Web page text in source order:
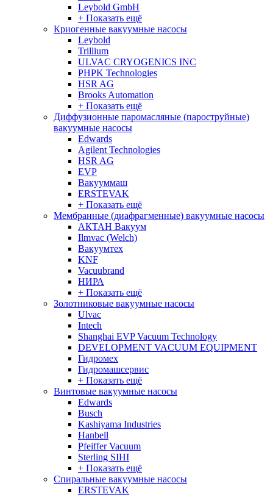
Leybold GmbH
+ Показать ещё
Криогенные вакуумные насосы
Leybold
Trillium
ULVAC CRYOGENICS INC
PHPK Technologies
HSR AG
Brooks Automation
+ Показать ещё
Диффузионные паромасляные (пароструйные)
вакуумные насосы
Edwards
Agilent Technologies
HSR AG
EVP
Вакууммаш
ERSTEVAK
+ Показать ещё
Мембранные (диафрагменные) вакуумные насосы
АКТАН Вакуум
Ilmvac (Welch)
Вакуумтех
KNF
Vacuubrand
НИРА
+ Показать ещё
Золотниковые вакуумные насосы
Ulvac
Intech
Shanghai EVP Vacuum Technology
DEVELOPMENT VACUUM EQUIPMENT
Гидромех
Гидромашсервис
+ Показать ещё
Винтовые вакуумные насосы
Edwards
Busch
Kashiyama Industries
Hanbell
Pfeiffer Vacuum
Sterling SIHI
+ Показать ещё
Спиральные вакуумные насосы
ERSTEVAK